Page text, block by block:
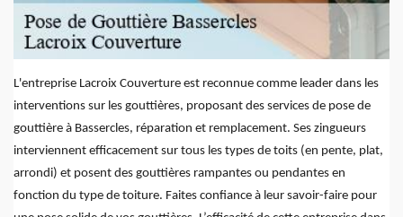
L'entreprise Lacroix Couverture est reconnue comme leader dans les
interventions sur les gouttières, proposant des services de pose de
gouttière à Bassercles, réparation et remplacement. Ses zingueurs
interviennent efficacement sur tous les types de toits (en pente, plat,
arrondi) et posent des gouttières rampantes ou pendantes en
fonction du type de toiture. Faites confiance à leur savoir-faire pour